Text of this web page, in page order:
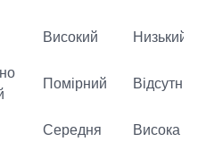
Високий Низький
Помірний Відсутній
Середня
Висока